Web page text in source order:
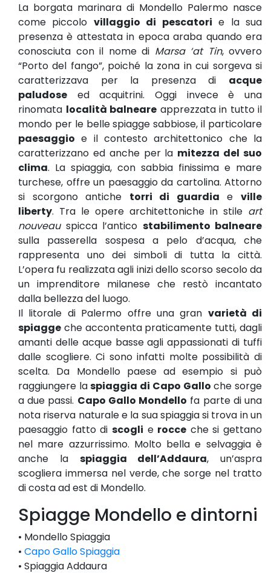
La borgata marinara di Mondello Palermo nasce
come piccolo villaggio di pescatori e la sua
presenza è attestata in epoca araba quando era
conosciuta con il nome di Marsa ‘at Tin, ovvero
“Porto del fango”, poiché la zona in cui sorgeva si
caratterizzava per la presenza di acque
paludose ed acquitrini. Oggi invece è una
rinomata località balneare apprezzata in tutto il
mondo per le belle spiagge sabbiose, il particolare
paesaggio e il contesto architettonico che la
caratterizzano ed anche per la mitezza del suo
clima. La spiaggia, con sabbia finissima e mare
turchese, offre un paesaggio da cartolina. Attorno
si scorgono antiche torri di guardia eville
liberty. Tra le opere architettoniche in stile art
nouveauspicca l’antico stabilimento balneare
sulla passerella sospesa a pelo d’acqua, che
rappresenta uno dei simboli di tutta la città.
L’opera fu realizzata agli inizi dello scorso secolo da
un imprenditore milanese che restò incantato
dalla bellezza del luogo.
Il litorale di Palermo offre una gran varietà di
spiagge che accontenta praticamente tutti, dagli
amanti delle acque basse agli appassionati di tuffi
dalle scogliere. Ci sono infatti molte possibilità di
scelta. Da Mondello paese ad esempio si può
raggiungere laspiaggia di Capo Gallo che sorge
a due passi. Capo Gallo Mondello fa parte di una
nota riserva naturale e la sua spiaggia si trova in un
paesaggio fatto di scogli e rocce che si gettano
nel mare azzurrissimo. Molto bella e selvaggia è
anche la spiaggia dell’Addaura, un’aspra
scogliera immersa nel verde, che sorge nel tratto
di costa ad est di Mondello.
Spiagge Mondello e dintorni
• Mondello Spiaggia
• Capo Gallo Spiaggia
• Spiaggia Addaura